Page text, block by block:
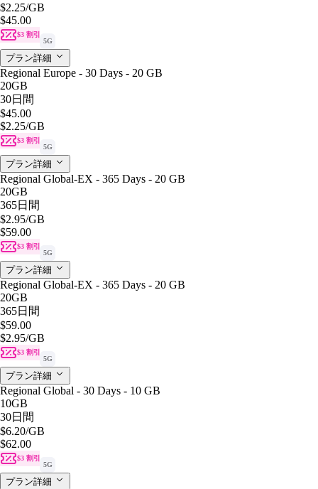
$2.25/GB
$45.00
$3 割引
5G
プラン詳細
Regional Europe - 30 Days - 20 GB
20GB
30日間
$45.00
$2.25/GB
$3 割引
5G
プラン詳細
Regional Global-EX - 365 Days - 20 GB
20GB
365日間
$2.95/GB
$59.00
$3 割引
5G
プラン詳細
Regional Global-EX - 365 Days - 20 GB
20GB
365日間
$59.00
$2.95/GB
$3 割引
5G
プラン詳細
Regional Global - 30 Days - 10 GB
10GB
30日間
$6.20/GB
$62.00
$3 割引
5G
プラン詳細